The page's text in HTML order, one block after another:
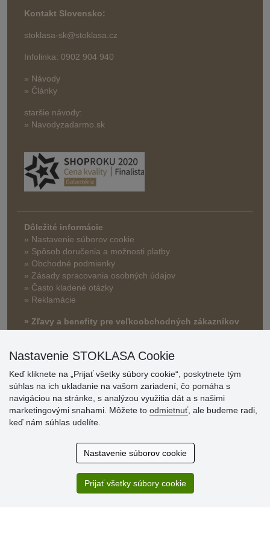
Kontakt Slovensko:
stoklasa-sk@stoklasa.cz
Infolinka: 0902 904 940
» Návody
» Články
staršie návody:
» Navodyzadarmo.sk
Dôležité informácie
» Nastavenie súborov cookie
» Spôsob doručenia a možnosti platby
» Obchodné podmienky
» Zásady spracovania osobných údajov
» Často kladené otázky
» Reklamácie
» Zľavy a benefity pre veľkoobchodných zákazníkov
zákazníkov
Ústretovosť, pohotovosť. Som spokojná.
Nastavenie STOKLASA Cookie
Keď kliknete na „Prijať všetky súbory cookie“, poskytnete tým
súhlas na ich ukladanie na vašom zariadení, čo pomáha s
navigáciou na stránke, s analýzou využitia dát a s našimi
marketingovými snahami. Môžete to odmietnuť, ale budeme radi,
keď nám súhlas udelíte.
Nastavenie súborov cookie
Prijať všetky súbory cookie